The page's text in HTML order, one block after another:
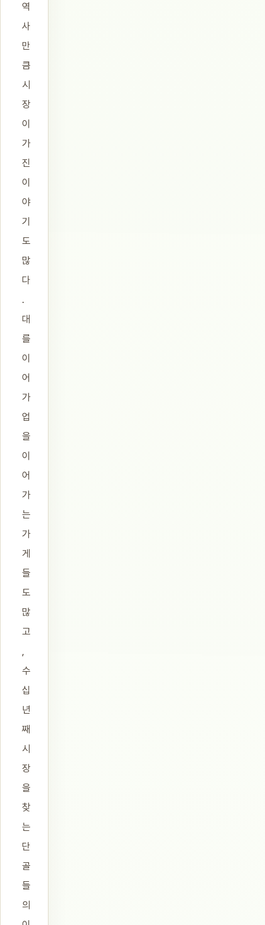
역
사
만
큼
시
장
이
가
진
이
야
기
도
많
다
.
대
를
이
어
가
업
을
이
어
가
는
가
게
들
도
많
고
,
수
십
년
째
시
장
을
찾
는
단
골
들
의